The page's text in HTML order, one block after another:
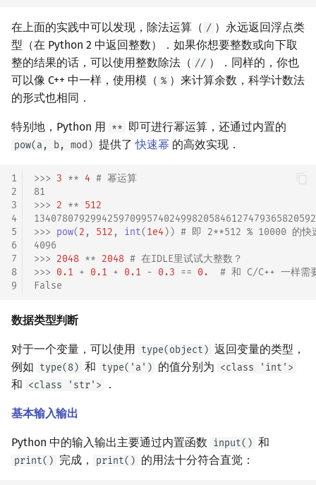
在上面的实践中可以发现，除法运算（ / ）永远返回浮点类
型（在 Python 2 中返回整数）．如果你想要整数或向下取
整的结果的话，可以使用整数除法（ // ）．同样的，你也
可以像 C++ 中一样，使用模（ % ）来计算余数，科学计数法
的形式也相同．
特别地，Python 用 ** 即可进行幂运算，还通过内置的
pow(a, b, mod) 提供了快速幂 的高效实现．
1
2
3
4
5
6
7
8
9
>>> 3 ** 4 # 幂运算
81
>>> 2 ** 512
>>> pow(2 , 512 , int(1e4)) # 即 2**512 % 10000 的
4096
>>> 2048 ** 2048 # 在IDLE里试试大整数？
>>> 0.1 + 0.1 + 0.1 - 0.3 == 0.
# 和 C/C++ 一样需
False
数据类型判断
对于一个变量，可以使用 type(object) 返回变量的类型，
例如 type(8) 和 type('a') 的值分别为 <class 'int'>
和 <class 'str'> ．
基本输入输出
Python 中的输入输出主要通过内置函数 input() 和
print() 完成， print() 的用法十分符合直觉：